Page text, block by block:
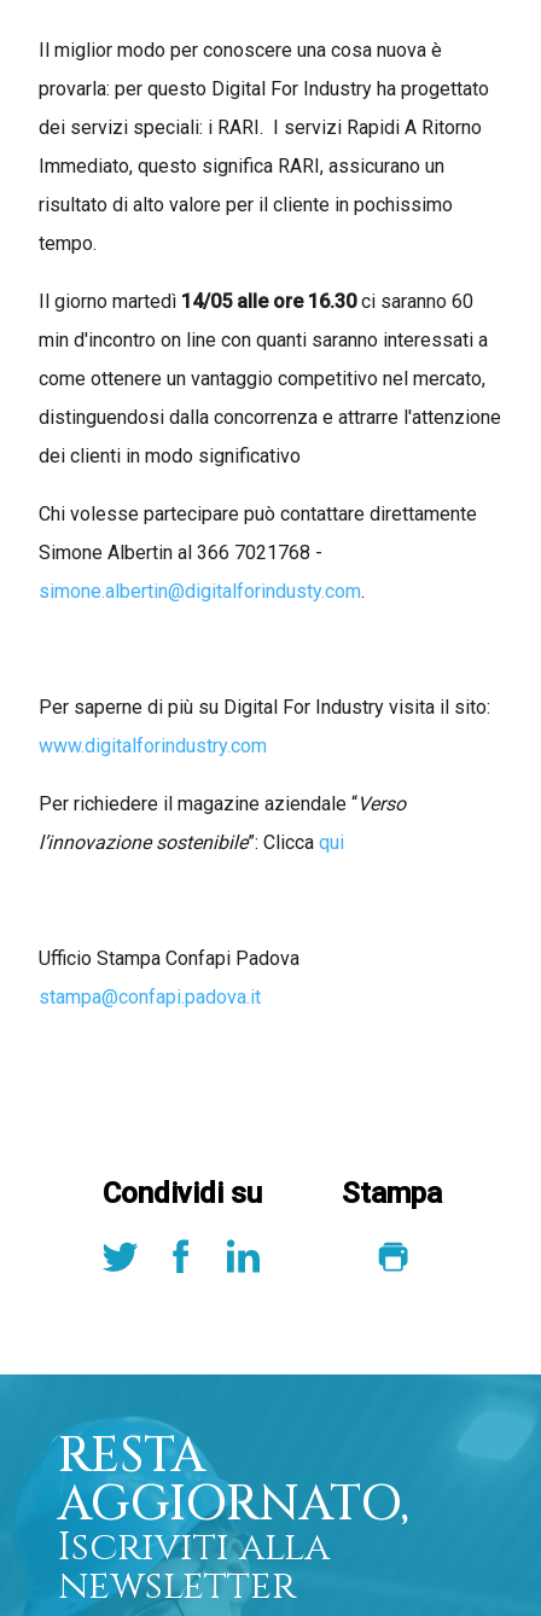
Il miglior modo per conoscere una cosa nuova è
provarla: per questo Digital For Industry ha progettato
dei servizi speciali: i RARI. I servizi Rapidi A Ritorno
Immediato, questo significa RARI, assicurano un
risultato di alto valore per il cliente in pochissimo
tempo.
Il giorno martedì 14/05 alle ore 16.30ci saranno 60
min d'incontro on line con quanti saranno interessati a
come ottenere un vantaggio competitivo nel mercato,
distinguendosi dalla concorrenza e attrarre l'attenzione
dei clienti in modo significativo
Chi volesse partecipare può contattare direttamente
Simone Albertin al 366 7021768 -
simone.albertin@digitalforindusty.com.
Per saperne di più su Digital For Industry visita il sito:
www.digitalforindustry.com
Per richiedere il magazine aziendale “Verso
l’innovazione sostenibile”: Clicca qui
Ufficio Stampa Confapi Padova
stampa@confapi.padova.it
Condividi su Stampa
RESTA
AGGIORNATO,
Iscriviti alla
newsletter